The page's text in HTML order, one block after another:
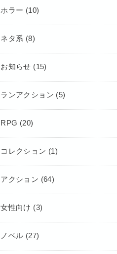
ホラー (10)
ネタ系 (8)
お知らせ (15)
ランアクション (5)
RPG (20)
コレクション (1)
アクション (64)
女性向け (3)
ノベル (27)